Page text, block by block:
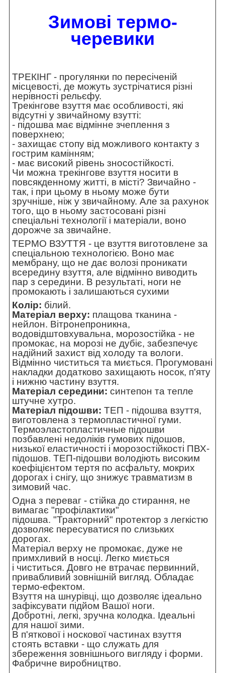
Зимові термо-
черевики
ТРЕКІНГ - прогулянки по пересіченій
місцевості, де можуть зустрічатися різні
нерівності рельєфу.
Трекінгове взуття має особливості, які
відсутні у звичайному взутті:
- підошва має відмінне зчеплення з
поверхнею;
- захищає стопу від можливого контакту з
гострим камінням;
- має високий рівень зносостійкості.
Чи можна трекінгове взуття носити в
повсякденному житті, в місті? Звичайно -
так, і при цьому в ньому може бути
зручніше, ніж у звичайному. Але за рахунок
того, що в ньому застосовані різні
спеціальні технології і матеріали, воно
дорожче за звичайне.
ТЕРМО ВЗУТТЯ - це взуття виготовлене за
спеціальною технологією. Воно має
мембрану, що не дає волозі проникати
всередину взуття, але відмінно виводить
пар з середини. В результаті, ноги не
промокають і залишаються сухими
Колір: білий.
Матеріал верху: плащова тканина -
нейлон. Вітронепроникна,
водовідштовхувальна, морозостійка - не
промокає, на морозі не дубіє, забезпечує
надійний захист від холоду та вологи.
Відмінно чиститься та миється. Прогумовані
накладки додатково захищають носок, п'яту
і нижню частину взуття.
Матеріал середини: синтепон та тепле
штучне хутро.
Матеріал підошви: ТЕП - підошва взуття,
виготовлена з термопластичної гуми.
Термоэластопластичные підошви
позбавлені недоліків гумових підошов,
низької еластичності і морозостійкості ПВХ-
підошов. ТЕП-підошви володіють високим
коефіцієнтом тертя по асфальту, мокрих
дорогах і снігу, що знижує травматизм в
зимовий час.
Одна з переваг - стійка до стирання, не
вимагає "профілактики"
підошва. "Тракторний" протектор з легкістю
дозволяє пересуватися по слизьких
дорогах.
Матеріал верху не промокає, дуже не
примхливий в носці. Легко миється
і чиститься. Довго не втрачає первинний,
привабливий зовнішній вигляд. Обладає
термо-ефектом.
Взуття на шнурівці, що дозволяє ідеально
зафіксувати підйом Вашої ноги.
Добротні, легкі, зручна колодка. Ідеальні
для нашої зими.
В п'яткової і носкової частинах взуття
стоять вставки - що служать для
збереження зовнішнього вигляду і форми.
Фабричне виробництво.